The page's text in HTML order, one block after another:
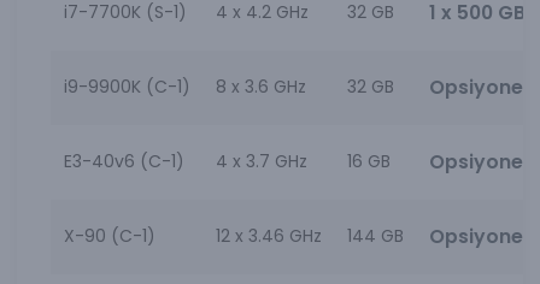
i7-7700K (S-1) 4 x 4.2 GHz 32 GB 1 x 500 GB
i9-9900K (C-1) 8 x 3.6 GHz 32 GB Opsiyonel
E3-40v6 (C-1) 4 x 3.7 GHz 16 GB Opsiyonel
X-90 (C-1) 12 x 3.46 GHz 144 GB Opsiyonel